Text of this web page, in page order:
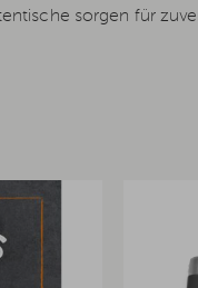
sorgen für